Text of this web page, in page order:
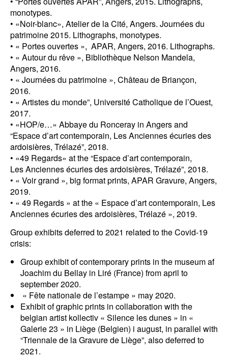
monotypes.
• «Noir-blanc», Atelier de la Cité, Angers. Journées du
patrimoine 2015. Lithographs, monotypes.
• « Portes ouvertes », APAR, Angers, 2016. Lithographs.
• « Autour du rêve », Bibliothèque Nelson Mandela,
Angers, 2016.
• « Journées du patrimoine », Château de Briançon,
2016.
• « Artistes du monde”, Université Catholique de l’Ouest,
2017.
• «HOP/e…» Abbaye du Ronceray in Angers and
“Espace d’art contemporain, Les Anciennes écuries des
ardoisières, Trélazé”, 2018.
• «49 Regards» at the “Espace d’art contemporain,
Les Anciennes écuries des ardoisières, Trélazé”, 2018.
• « Voir grand », big format prints, APAR Gravure, Angers,
2019.
• « 49 Regards » at the « Espace d’art contemporain, Les
Anciennes écuries des ardoisières, Trélazé », 2019.
Group exhibits deferred to 2021 related to the Covid-19
crisis:
Group exhibit of contemporary prints in the museum af
Joachim du Bellay in Liré (France) from april to
september 2020.
« Fête nationale de l’estampe » may 2020.
Exhibit of graphic prints in collaboration with the
belgian artist kollectiv « Silence les dunes » in «
Galerie 23 » in Liège (Belgien) i august, in parallel with
“Triennale de la Gravure de Liège”, also deferred to
2021.